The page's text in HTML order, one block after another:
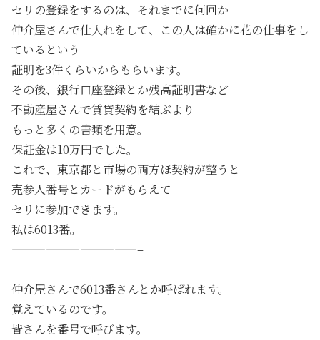
セリの登録をするのは、それまでに何回か
仲介屋さんで仕入れをして、この人は確かに花の仕事をし
ているという
証明を3件くらいからもらいます。
その後、銀行口座登録とか残高証明書など
不動産屋さんで賃貸契約を結ぶより
もっと多くの書類を用意。
保証金は10万円でした。
これで、東京都と市場の両方ほ契約が整うと
売参人番号とカードがもらえて
セリに参加できます。
私は6013番。
———————————–
仲介屋さんで6013番さんとか呼ばれます。
覚えているのです。
皆さんを番号で呼びます。